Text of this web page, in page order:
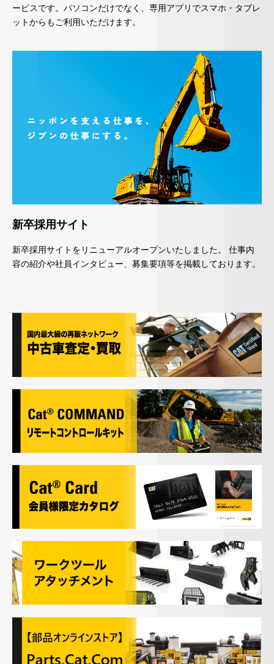
ービスです。パソコンだけでなく、専用アプリでスマホ・タブレ
ットからもご利用いただけます。
新卒採用サイト
新卒採用サイトをリニューアルオープンいたしました。 仕事内
容の紹介や社員インタビュー、募集要項等を掲載しております。